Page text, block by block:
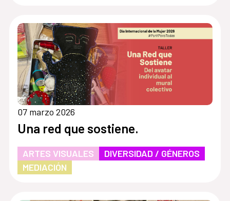
07 marzo 2026
Una red que sostiene.
ARTES VISUALES
DIVERSIDAD / GÉNEROS
MEDIACIÓN